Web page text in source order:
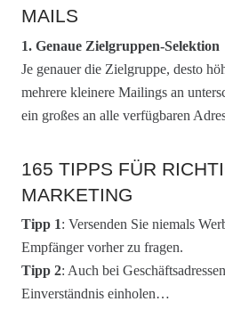
MAILS
1. Genaue Zielgruppen-Selektion
Je genauer die Zielgruppe, desto
mehrere kleinere Mailings an
ein großes an alle verfügbaren
165 TIPPS FÜR
MARKETING
Tipp 1: Versenden Sie niemals
Empfänger vorher zu fragen.
Tipp 2: Auch bei
Einverständnis einholen…